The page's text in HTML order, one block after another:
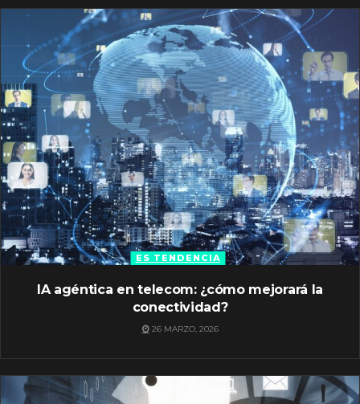
ES TENDENCIA
IA agéntica en telecom: ¿cómo mejorará la
conectividad?
26 MARZO, 2026